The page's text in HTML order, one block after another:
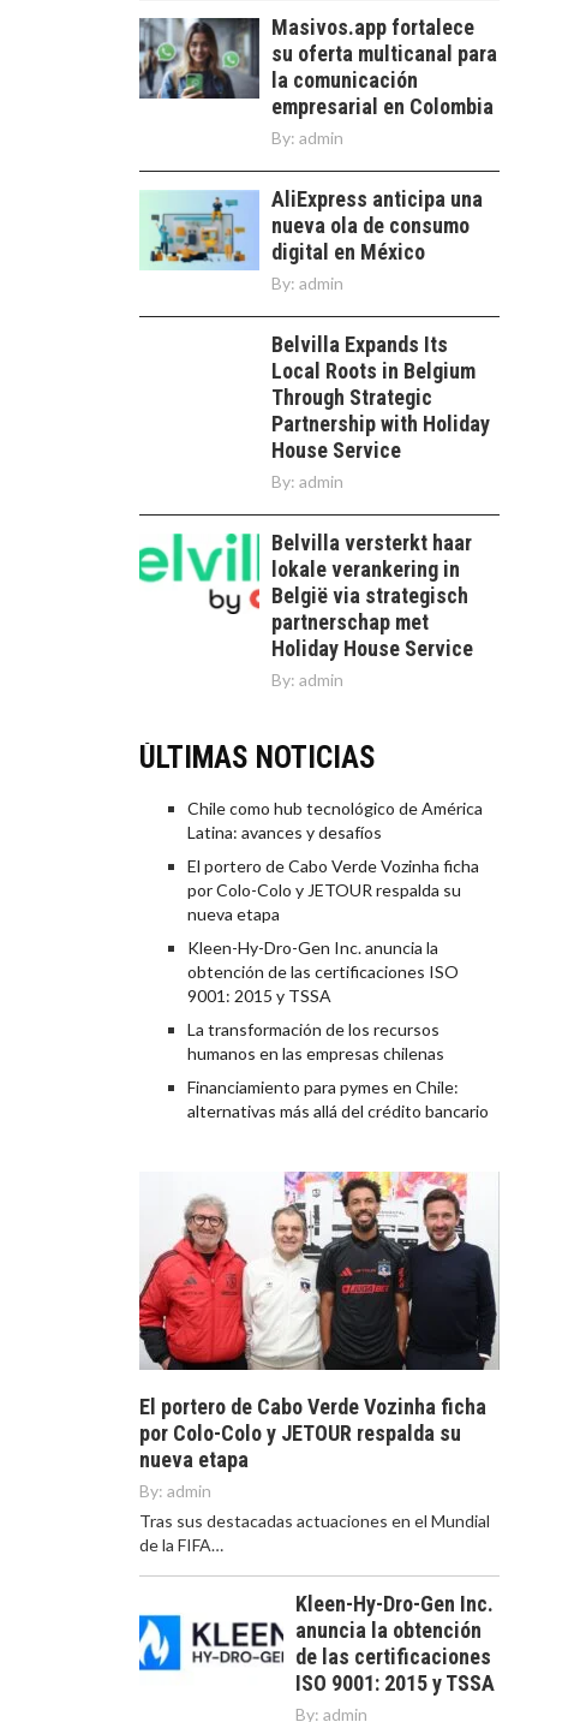
Masivos.app fortalece
su oferta multicanal para
la comunicación
empresarial en Colombia
By: admin
AliExpress anticipa una
nueva ola de consumo
digital en México
By: admin
Belvilla Expands Its
Local Roots in Belgium
Through Strategic
Partnership with Holiday
House Service
By: admin
Belvilla versterkt haar
lokale verankering in
België via strategisch
partnerschap met
Holiday House Service
By: admin
ÚLTIMAS NOTICIAS
Chile como hub tecnológico de América
Latina: avances y desafíos
El portero de Cabo Verde Vozinha ficha
por Colo-Colo y JETOUR respalda su
nueva etapa
Kleen-Hy-Dro-Gen Inc. anuncia la
obtención de las certificaciones ISO
9001: 2015 y TSSA
La transformación de los recursos
humanos en las empresas chilenas
Financiamiento para pymes en Chile:
alternativas más allá del crédito bancario
El portero de Cabo Verde Vozinha ficha
por Colo-Colo y JETOUR respalda su
nueva etapa
By: admin
Tras sus destacadas actuaciones en el Mundial
de la FIFA…
Kleen-Hy-Dro-Gen Inc.
anuncia la obtención
de las certificaciones
ISO 9001: 2015 y TSSA
By: admin